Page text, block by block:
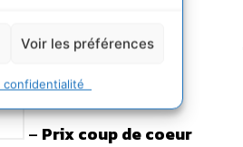
Voir les préférences
confidentialité
– Prix coup de coeur